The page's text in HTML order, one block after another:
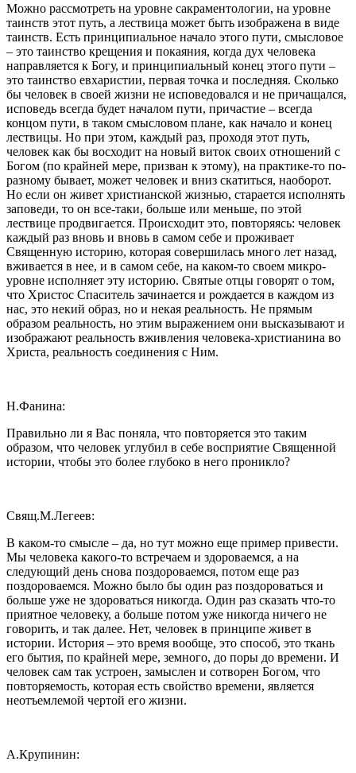
Можно рассмотреть на уровне сакраментологии, на уровне
таинств этот путь, а лествица может быть изображена в виде
таинств. Есть принципиальное начало этого пути, смысловое
– это таинство крещения и покаяния, когда дух человека
направляется к Богу, и принципиальный конец этого пути –
это таинство евхаристии, первая точка и последняя. Сколько
бы человек в своей жизни не исповедовался и не причащался,
исповедь всегда будет началом пути, причастие – всегда
концом пути, в таком смысловом плане, как начало и конец
лествицы. Но при этом, каждый раз, проходя этот путь,
человек как бы восходит на новый виток своих отношений с
Богом (по крайней мере, призван к этому), на практике-то по-
разному бывает, может человек и вниз скатиться, наоборот.
Но если он живет христианской жизнью, старается исполнять
заповеди, то он все-таки, больше или меньше, по этой
лествице продвигается. Происходит это, повторяясь: человек
каждый раз вновь и вновь в самом себе и проживает
Священную историю, которая совершилась много лет назад,
вживается в нее, и в самом себе, на каком-то своем микро-
уровне исполняет эту историю. Святые отцы говорят о том,
что Христос Спаситель зачинается и рождается в каждом из
нас, это некий образ, но и некая реальность. Не прямым
образом реальность, но этим выражением они высказывают и
изображают реальность вживления человека-христианина во
Христа, реальность соединения с Ним.
Н.Фанина:
Правильно ли я Вас поняла, что повторяется это таким
образом, что человек углубил в себе восприятие Священной
истории, чтобы это более глубоко в него проникло?
Свящ.М.Легеев:
В каком-то смысле – да, но тут можно еще пример привести.
Мы человека какого-то встречаем и здороваемся, а на
следующий день снова поздороваемся, потом еще раз
поздороваемся. Можно было бы один раз поздороваться и
больше уже не здороваться никогда. Один раз сказать что-то
приятное человеку, а больше потом уже никогда ничего не
говорить, и так далее. Нет, человек в принципе живет в
истории. История – это время вообще, это способ, это ткань
его бытия, по крайней мере, земного, до поры до времени. И
человек сам так устроен, замыслен и сотворен Богом, что
повторяемость, которая есть свойство времени, является
неотъемлемой чертой его жизни.
А.Крупинин: